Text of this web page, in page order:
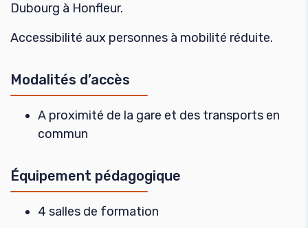
Dubourg à Honfleur.
Accessibilité aux personnes à mobilité réduite.
Modalités d’accès
A proximité de la gare et des transports en
commun
Équipement pédagogique
4 salles de formation